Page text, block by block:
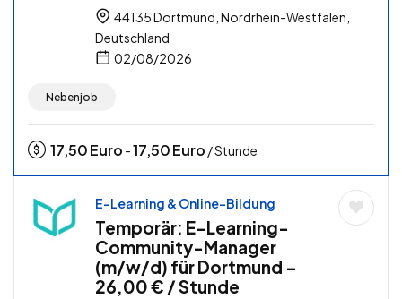
44135 Dortmund, Nordrhein-Westfalen,
Deutschland
02/08/2026
Nebenjob
17,50Euro -17,50Euro / Stunde
E-Learning & Online-Bildung
Temporär: E-Learning-
Community-Manager
(m/w/d) für Dortmund –
26,00 € / Stunde